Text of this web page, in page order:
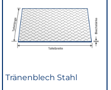
Tränenblech Stahl